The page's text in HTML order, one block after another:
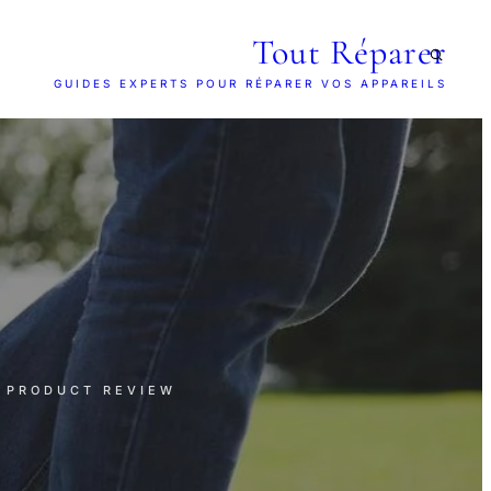
Tout Réparer
GUIDES EXPERTS POUR RÉPARER VOS APPAREILS
PRODUCT REVIEW